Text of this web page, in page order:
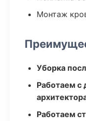
Монтаж
Уборка
Работаем с
Работаем